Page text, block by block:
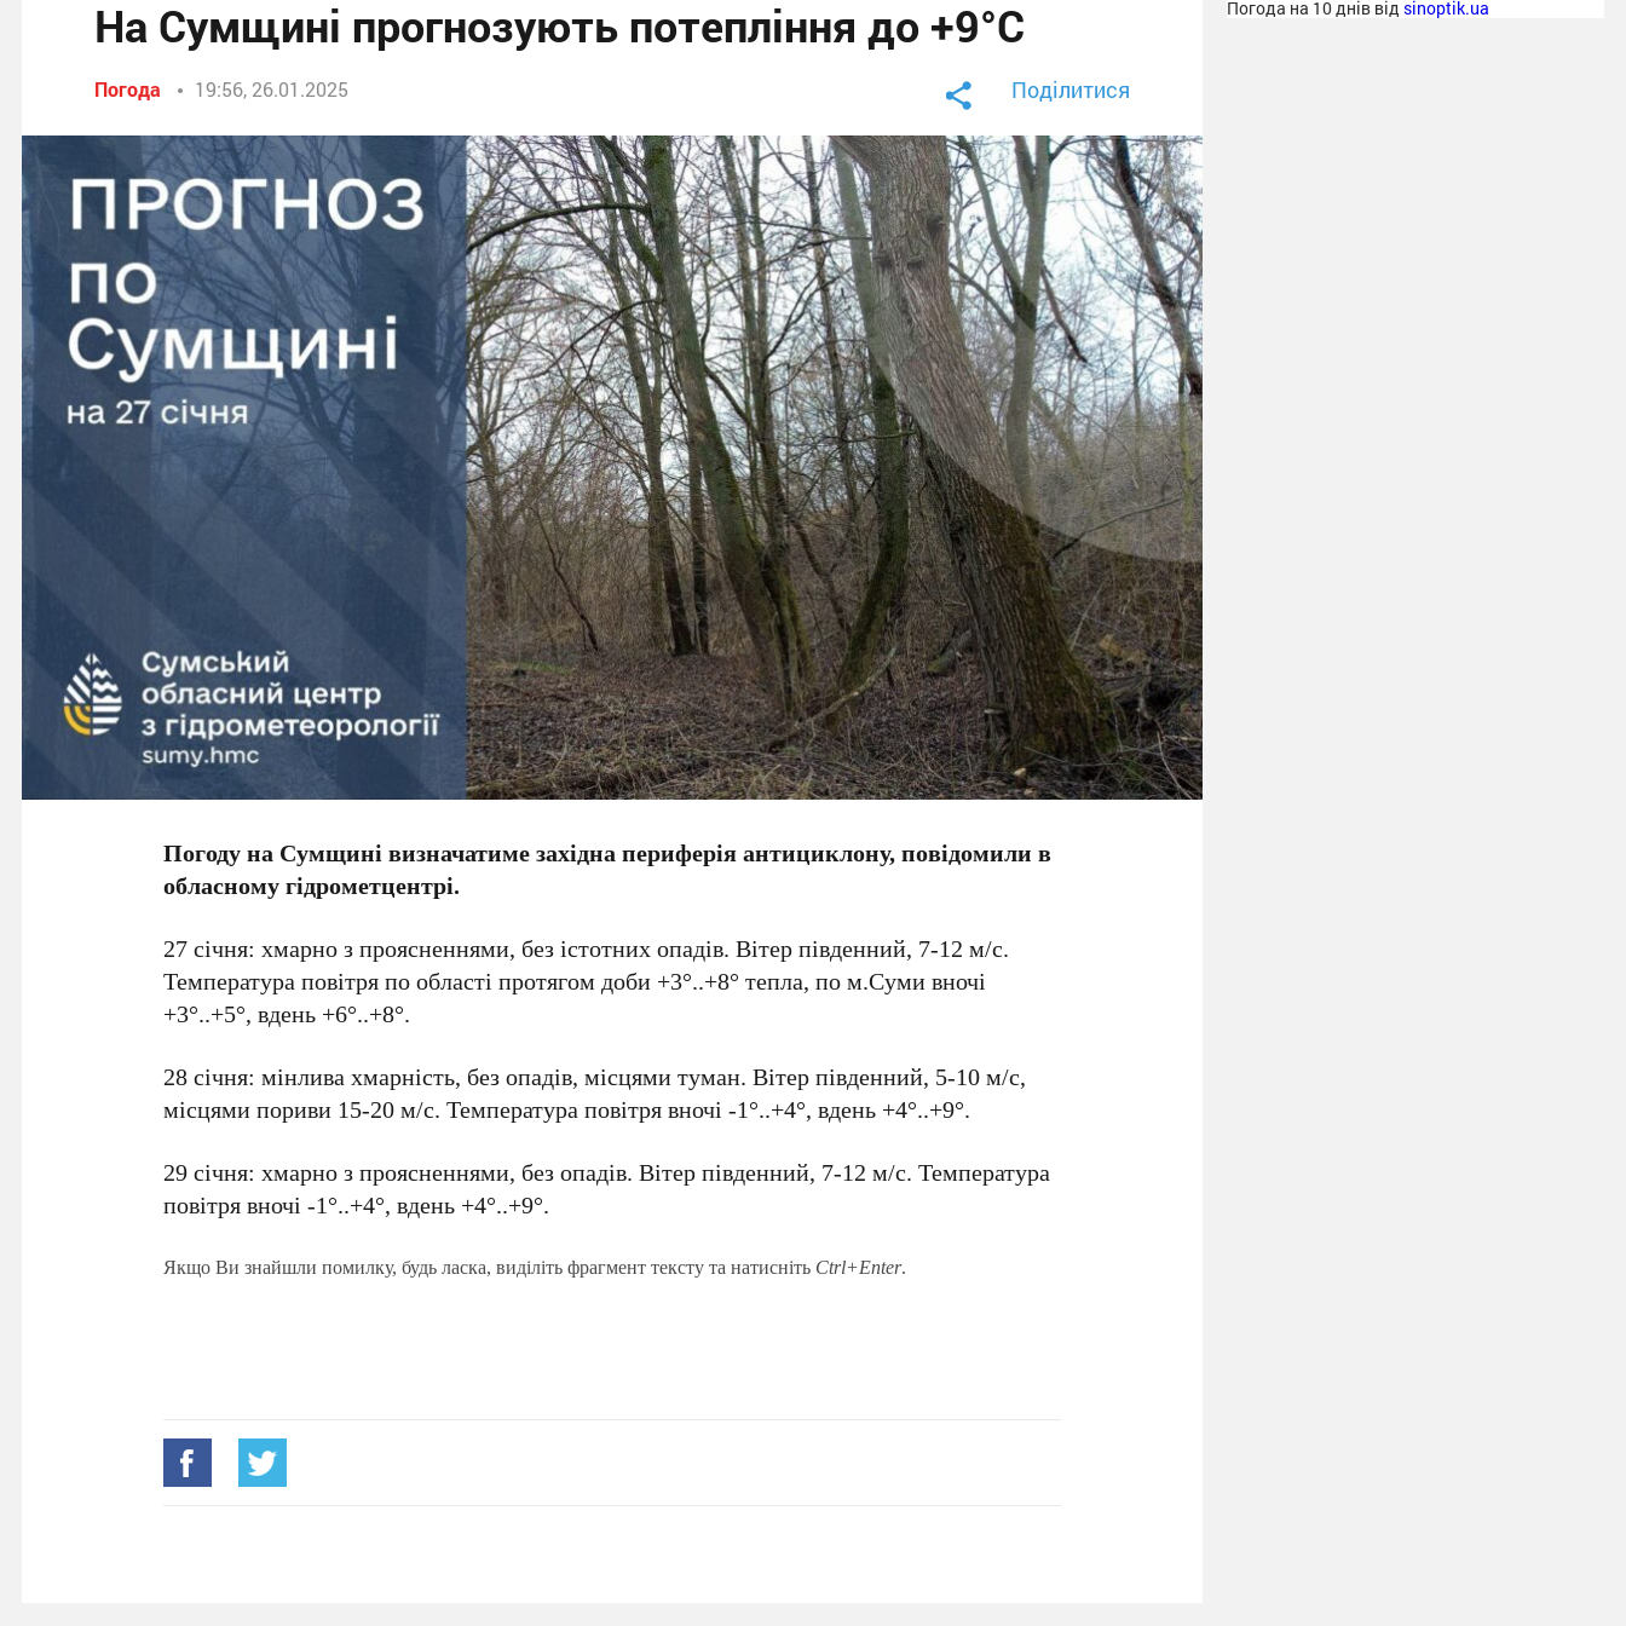
На Сумщині прогнозують потепління до +9°С
Погода 19:56, 26.01.2025 Поділитися
Погоду на Сумщині визначатиме західна периферія антициклону, повідомили в
обласному гідрометцентрі.
27 січня: хмарно з проясненнями, без істотних опадів. Вітер південний, 7-12 м/с.
Температура повітря по області протягом доби +3°..+8° тепла, по м.Суми вночі
+3°..+5°, вдень +6°..+8°.
28 січня: мінлива хмарність, без опадів, місцями туман. Вітер південний, 5-10 м/с,
місцями пориви 15-20 м/с. Температура повітря вночі -1°..+4°, вдень +4°..+9°.
29 січня: хмарно з проясненнями, без опадів. Вітер південний, 7-12 м/с. Температура
повітря вночі -1°..+4°, вдень +4°..+9°.
Якщо Ви знайшли помилку, будь ласка, виділіть фрагмент тексту та натисніть Ctrl+Enter.
Погода на 10 днів від sinoptik.ua